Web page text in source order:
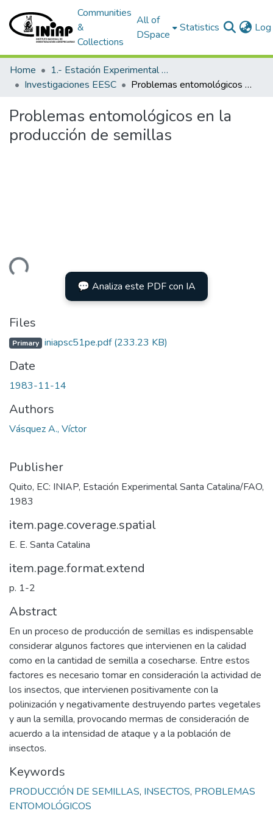
Communities
&
Collections
All of
DSpace
Statistics
Home
1.- Estación Experimental Santa Catalina
Investigaciones EESC
Problemas entomológicos en la producción de semillas
Problemas entomológicos en la
producción de semillas
💬 Analiza este PDF con IA
Files
Primary iniapsc51pe.pdf(233.23 KB)
Date
1983-11-14
Authors
Vásquez A., Víctor
Publisher
Quito, EC: INIAP, Estación Experimental Santa Catalina/FAO,
1983
item.page.coverage.spatial
E. E. Santa Catalina
item.page.format.extend
p. 1-2
Abstract
En un proceso de producción de semillas es indispensable
considerar algunos factores que intervienen en la calidad
como en la cantidad de semilla a cosecharse. Entre estos
factores es necesario tomar en consideración la actividad de
los insectos, que intervienen positivamente con la
polinización y negativamente destruyendo partes vegetales
y aun la semilla, provocando mermas de consideración de
acuerdo a la intensidad de ataque y a la población de
insectos.
Keywords
PRODUCCIÓN DE SEMILLAS, INSECTOS, PROBLEMAS
ENTOMOLÓGICOS